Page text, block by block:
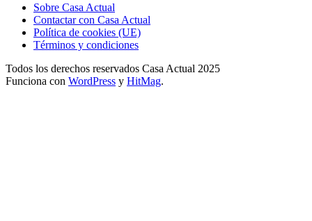
Sobre Casa Actual
Contactar con Casa Actual
Política de cookies (UE)
Términos y condiciones
Todos los derechos reservados Casa Actual 2025
Funciona con WordPress y HitMag.